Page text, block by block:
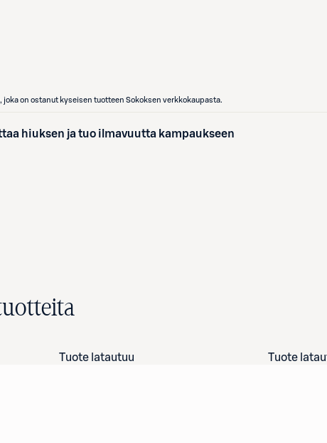
on ostanut kyseisen tuotteen Sokoksen verkkokaupasta.
hiuksen ja tuo ilmavuutta kampaukseen
Tuote latautuu Tuote